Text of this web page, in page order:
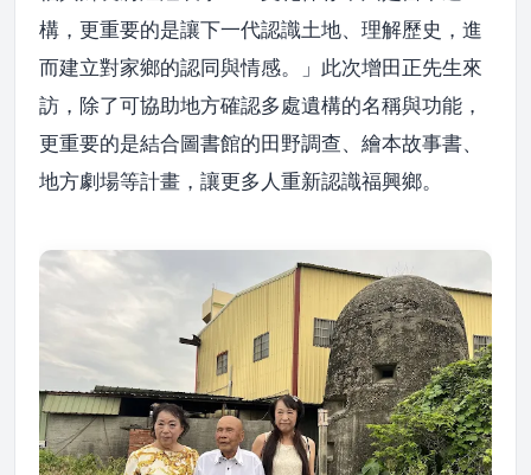
構，更重要的是讓下一代認識土地、理解歷史，進
而建立對家鄉的認同與情感。」此次增田正先生來
訪，除了可協助地方確認多處遺構的名稱與功能，
更重要的是結合圖書館的田野調查、繪本故事書、
地方劇場等計畫，讓更多人重新認識福興鄉。